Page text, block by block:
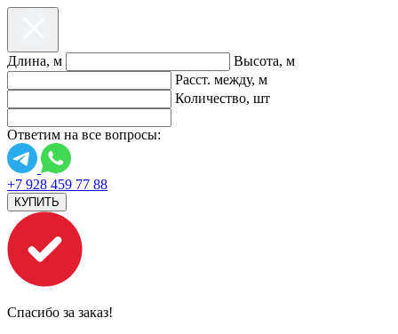
Длина, м
Высота, м
Расст. между, м
Количество, шт
Ответим на все вопросы:
+7 928 459 77 88
КУПИТЬ
Спасибо за заказ!